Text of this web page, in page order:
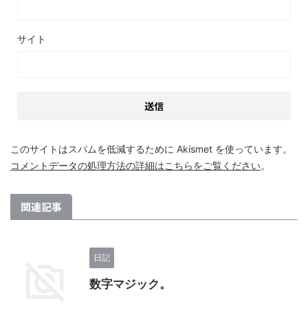
サイト
このサイトはスパムを低減するために Akismet を使っています。
コメントデータの処理方法の詳細はこちらをご覧ください。
関連記事
日記
数字マジック。